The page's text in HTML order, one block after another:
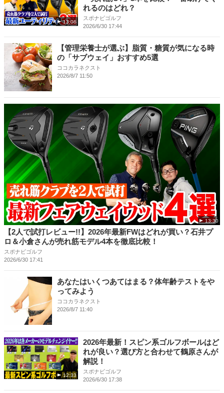
13:06
れるのはどれ？
スポナビゴルフ
2026/6/30 17:44
【管理栄養士が選ぶ】脂質・糖質が気になる時
の「サブウェイ」おすすめ5選
ココカラネクスト
2026/8/7 11:50
13:30
【2人で試打レビュー!!】2026年最新FWはどれが買い？石井プ
ロ＆小倉さんが売れ筋モデル4本を徹底比較！
スポナビゴルフ
2026/6/30 17:41
あなたはいくつあてはまる？体年齢テストをや
ってみよう
ココカラネクスト
2026/8/7 11:40
12:33
2026年最新！スピン系ゴルフボールはど
れが良い？選び方と合わせて鶴原さんが
解説！
スポナビゴルフ
2026/6/30 17:38